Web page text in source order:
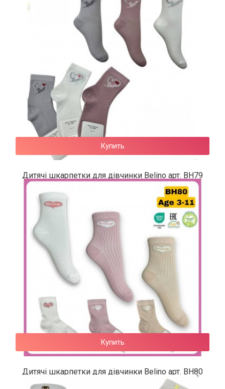
Купить
Дитячі шкарпетки для дівчинки Belino арт. BН79
Купить
Дитячі шкарпетки для дівчинки Belino арт. BН80